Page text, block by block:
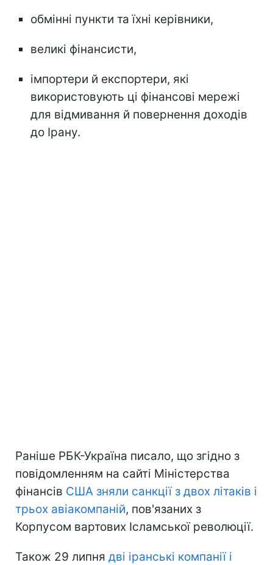
обмінні пункти та їхні керівники,
великі фінансисти,
імпортери й експортери, які
використовують ці фінансові мережі
для відмивання й повернення доходів
до Ірану.
Раніше РБК-Україна писало, що згідно з
повідомленням на сайті Міністерства
фінансів США зняли санкції з двох літаків і
трьох авіакомпаній, пов'язаних з
Корпусом вартових Ісламської революції.
Також 29 липня дві іранські компанії і